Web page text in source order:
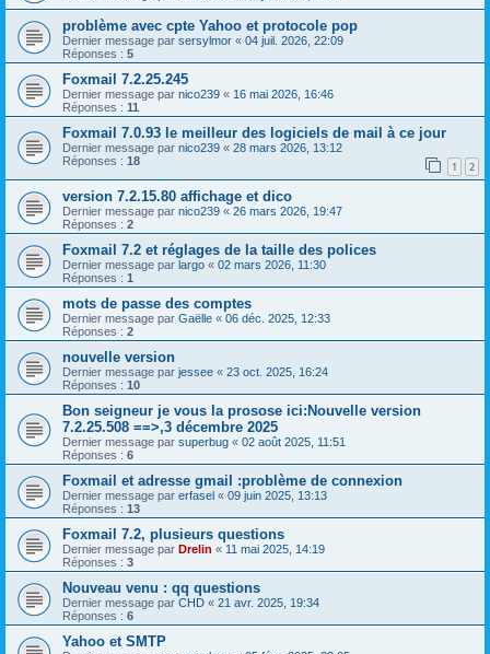
problème avec cpte Yahoo et protocole pop
Dernier message par sersylmor « 04 juil. 2026, 22:09
Réponses : 5
Foxmail 7.2.25.245
Dernier message par nico239 « 16 mai 2026, 16:46
Réponses : 11
Foxmail 7.0.93 le meilleur des logiciels de mail à ce jour
Dernier message par nico239 « 28 mars 2026, 13:12
Réponses : 18 1 2
version 7.2.15.80 affichage et dico
Dernier message par nico239 « 26 mars 2026, 19:47
Réponses : 2
Foxmail 7.2 et réglages de la taille des polices
Dernier message par largo « 02 mars 2026, 11:30
Réponses : 1
mots de passe des comptes
Dernier message par Gaëlle « 06 déc. 2025, 12:33
Réponses : 2
nouvelle version
Dernier message par jessee « 23 oct. 2025, 16:24
Réponses : 10
Bon seigneur je vous la prosose ici:Nouvelle version
7.2.25.508 ==>,3 décembre 2025
Dernier message par superbug « 02 août 2025, 11:51
Réponses : 6
Foxmail et adresse gmail :problème de connexion
Dernier message par erfasel « 09 juin 2025, 13:13
Réponses : 13
Foxmail 7.2, plusieurs questions
Dernier message par Drelin « 11 mai 2025, 14:19
Réponses : 3
Nouveau venu : qq questions
Dernier message par CHD « 21 avr. 2025, 19:34
Réponses : 6
Yahoo et SMTP